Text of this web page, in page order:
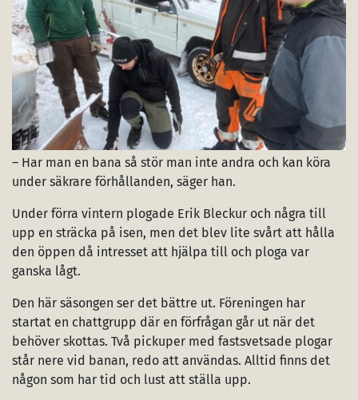
– Har man en bana så stör man inte andra och kan köra
under säkrare förhållanden, säger han.
Under förra vintern plogade Erik Bleckur och några till
upp en sträcka på isen, men det blev lite svårt att hålla
den öppen då intresset att hjälpa till och ploga var
ganska lågt.
Den här säsongen ser det bättre ut. Föreningen har
startat en chattgrupp där en förfrågan går ut när det
behöver skottas. Två pickuper med fastsvetsade plogar
står nere vid banan, redo att användas. Alltid finns det
någon som har tid och lust att ställa upp.